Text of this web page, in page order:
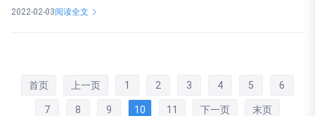
2022-02-03阅读全文
首页 上一页 1 2 3 4 5 6
7 8 9 10 11 下一页 末页